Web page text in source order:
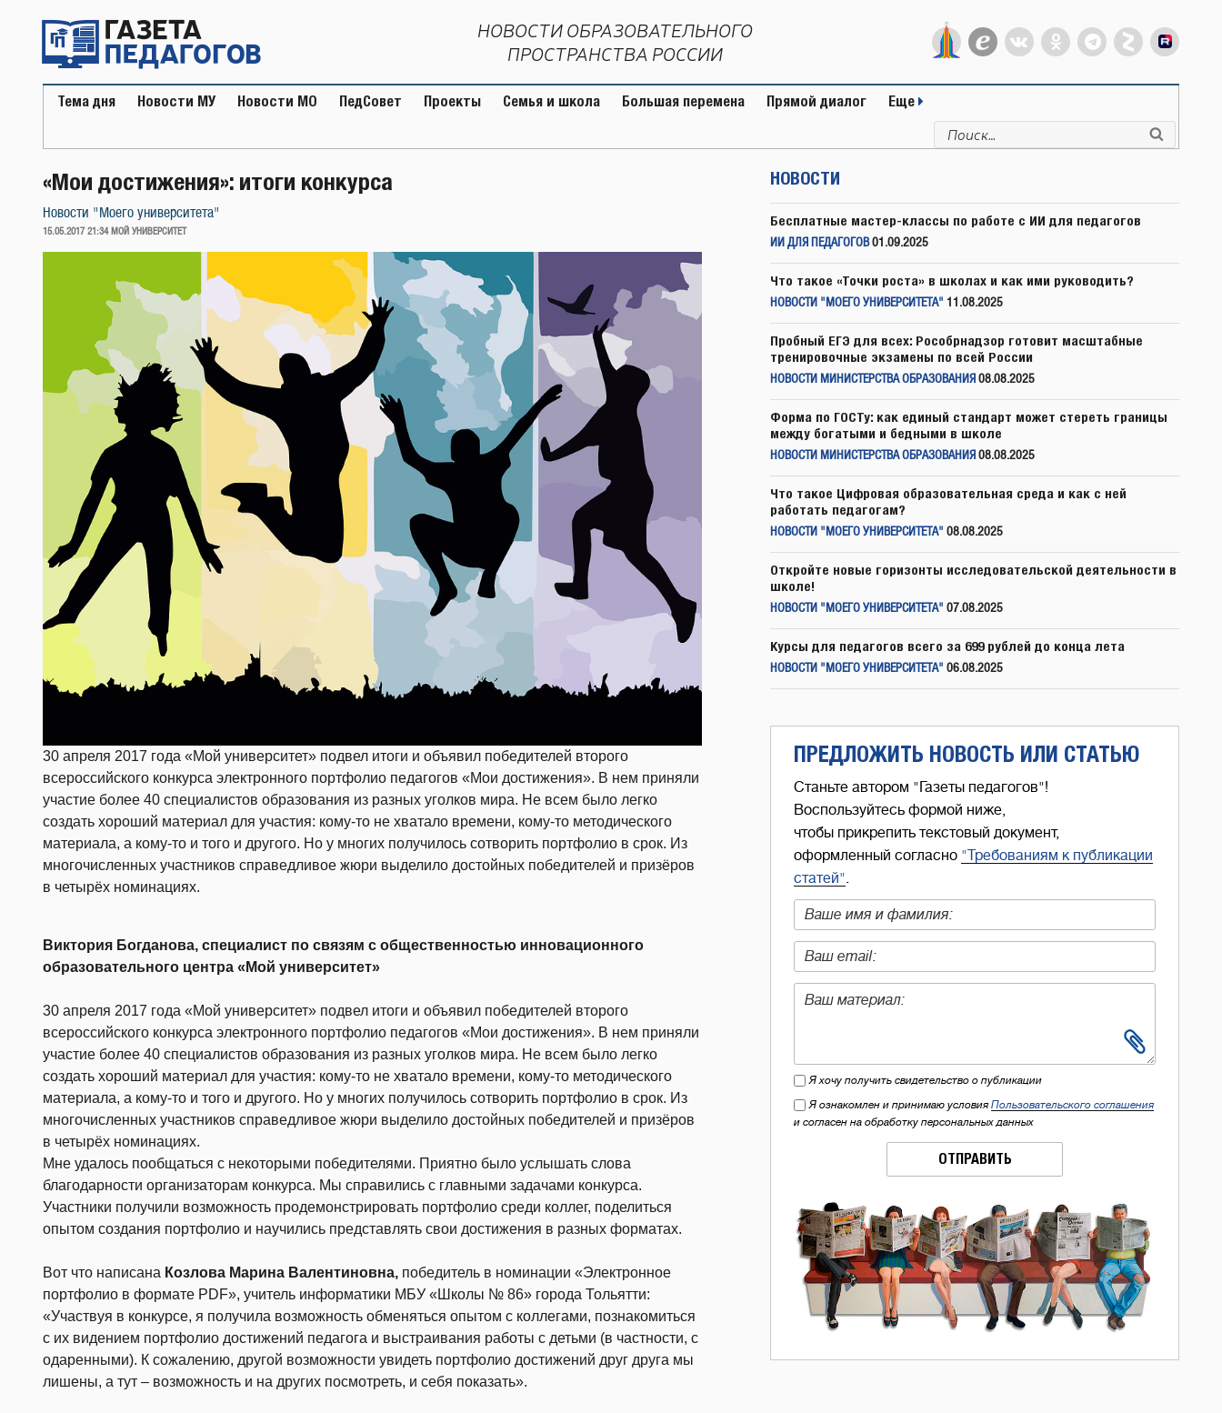
содержимому
НОВОСТИ ОБРАЗОВАТЕЛЬНОГО
ПРОСТРАНСТВА РОССИИ
Тема дня Новости МУ Новости МО ПедСовет Проекты Семья и школа Большая перемена Прямой диалог Еще
Искать:
«Мои достижения»: итоги конкурса
Новости "Моего университета"
ОПУБЛИКОВАНО
15.05.2017 21:34 МОЙ УНИВЕРСИТЕТ
30 апреля 2017 года «Мой университет» подвел итоги и объявил победителей второго
всероссийского конкурса электронного портфолио педагогов «Мои достижения». В нем приняли
участие более 40 специалистов образования из разных уголков мира. Не всем было легко
создать хороший материал для участия: кому-то не хватало времени, кому-то методического
материала, а кому-то и того и другого. Но у многих получилось сотворить портфолио в срок. Из
многочисленных участников справедливое жюри выделило достойных победителей и призёров
в четырёх номинациях.
Виктория Богданова, специалист по связям с общественностью инновационного
образовательного центра «Мой университет»
30 апреля 2017 года «Мой университет» подвел итоги и объявил победителей второго
всероссийского конкурса электронного портфолио педагогов «Мои достижения». В нем приняли
участие более 40 специалистов образования из разных уголков мира. Не всем было легко
создать хороший материал для участия: кому-то не хватало времени, кому-то методического
материала, а кому-то и того и другого. Но у многих получилось сотворить портфолио в срок. Из
многочисленных участников справедливое жюри выделило достойных победителей и призёров
в четырёх номинациях.
Мне удалось пообщаться с некоторыми победителями. Приятно было услышать слова
благодарности организаторам конкурса. Мы справились с главными задачами конкурса.
Участники получили возможность продемонстрировать портфолио среди коллег, поделиться
опытом создания портфолио и научились представлять свои достижения в разных форматах.
Вот что написана Козлова Марина Валентиновна, победитель в номинации «Электронное
портфолио в формате PDF», учитель информатики МБУ «Школы № 86» города Тольятти:
«Участвуя в конкурсе, я получила возможность обменяться опытом с коллегами, познакомиться
с их видением портфолио достижений педагога и выстраивания работы с детьми (в частности, с
одаренными). К сожалению, другой возможности увидеть портфолио достижений друг друга мы
лишены, а тут – возможность и на других посмотреть, и себя показать».
НОВОСТИ
Бесплатные мастер-классы по работе с ИИ для педагогов
ИИ ДЛЯ ПЕДАГОГОВ 01.09.2025
Что такое «Точки роста» в школах и как ими руководить?
НОВОСТИ "МОЕГО УНИВЕРСИТЕТА" 11.08.2025
Пробный ЕГЭ для всех: Рособрнадзор готовит масштабные
тренировочные экзамены по всей России
НОВОСТИ МИНИСТЕРСТВА ОБРАЗОВАНИЯ 08.08.2025
Форма по ГОСТу: как единый стандарт может стереть границы
между богатыми и бедными в школе
НОВОСТИ МИНИСТЕРСТВА ОБРАЗОВАНИЯ 08.08.2025
Что такое Цифровая образовательная среда и как с ней
работать педагогам?
НОВОСТИ "МОЕГО УНИВЕРСИТЕТА" 08.08.2025
Откройте новые горизонты исследовательской деятельности в
школе!
НОВОСТИ "МОЕГО УНИВЕРСИТЕТА" 07.08.2025
Курсы для педагогов всего за 699 рублей до конца лета
НОВОСТИ "МОЕГО УНИВЕРСИТЕТА" 06.08.2025
ПРЕДЛОЖИТЬ НОВОСТЬ ИЛИ СТАТЬЮ
Станьте автором "Газеты педагогов"!
Воспользуйтесь формой ниже,
чтобы прикрепить текстовый документ,
оформленный согласно "Требованиям к публикации
статей".
Я хочу получить свидетельство о публикации
Я ознакомлен и принимаю условия Пользовательского соглашения
и согласен на обработку персональных данных
ОТПРАВИТЬ